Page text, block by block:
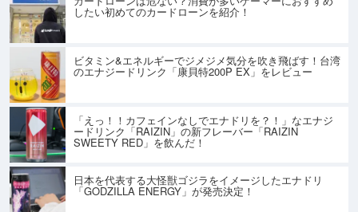
したい初めてのカードローンを紹介！
ビタミン&エネルギーでジメジメ気分を吹き飛ばす！台湾
のエナジードリンク「康貝特200P EX」をレビュー
「えっ！！カフェインなしでエナドリを？！」なエナジ
ードリンク「RAIZIN」の新フレーバー「RAIZIN
SWEETY RED」を飲んだ！
日本を代表する大怪獣ゴジラをイメージしたエナドリ
「GODZILLA ENERGY」が発売決定！